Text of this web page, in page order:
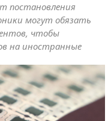
постановления
могут обязать
чтобы
на иностранные